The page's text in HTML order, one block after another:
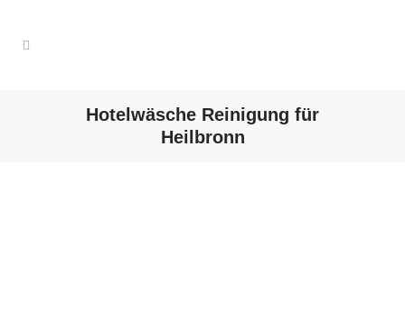
Hotelwäsche Reinigung für
Heilbronn